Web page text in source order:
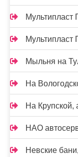
Мультипласт
Мультипласт
Мыльня на
На
На Крупской,
НАО
Невские